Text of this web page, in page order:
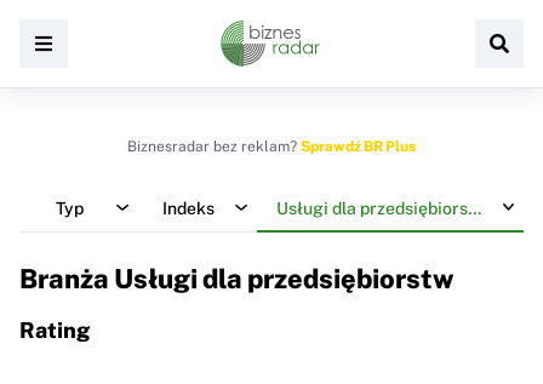
Biznesradar bez reklam? Sprawdź BR Plus
Typ Indeks Usługi dla przedsiębiorstw
Branża Usługi dla przedsiębiorstw
Rating